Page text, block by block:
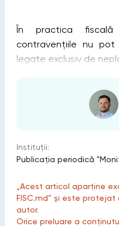
În practica fiscală
contravențiile nu
legate exclusiv de
Instituții:
Publicaţia periodică
„Acest articol aparține
FISC.md” și este
autor.
Orice preluare a